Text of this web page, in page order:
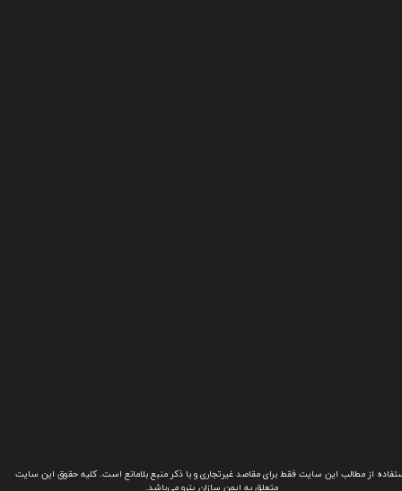
از مطالب این سایت فقط برای مقاصد غیرتجاری و با ذکر منبع بلامانع است. کلیه حقوق این سایت
متعلق به ایمن سازان پترو می‌باشد.